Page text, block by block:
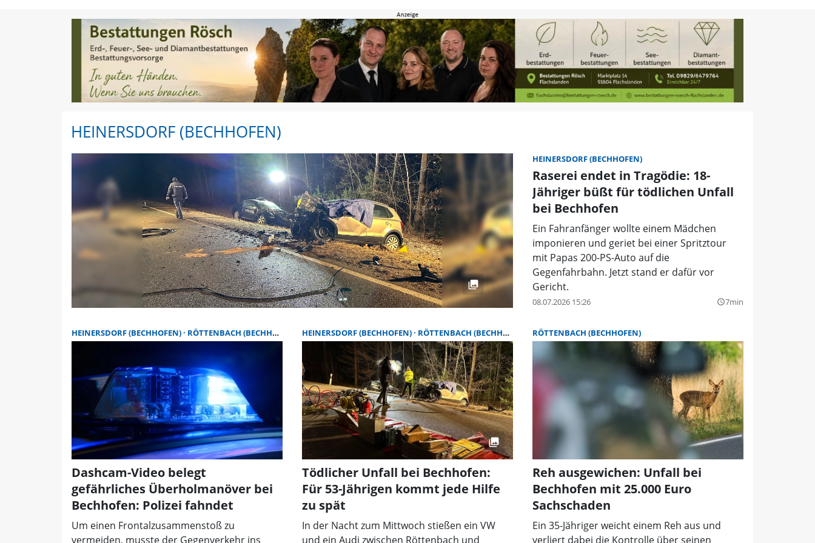
Heinersdorf (Bechhofen) | FLZ.de
HEINERSDORF (BECHHOFEN)
HEINERSDORF (BECHHOFEN)
Raserei endet in Tragödie: 18-
Jähriger büßt für tödlichen Unfall
bei Bechhofen
Ein Fahranfänger wollte einem Mädchen
imponieren und geriet bei einer Spritztour
mit Papas 200-PS-Auto auf die
Gegenfahrbahn. Jetzt stand er dafür vor
Gericht.
08.07.2026 15:26 query_builder7min
HEINERSDORF (BECHHOFEN) RÖTTENBACH (BECHHOFEN)
Dashcam-Video belegt
gefährliches Überholmanöver bei
Bechhofen: Polizei fahndet
Um einen Frontalzusammenstoß zu
vermeiden, musste der Gegenverkehr ins
HEINERSDORF (BECHHOFEN) RÖTTENBACH (BECHHOFEN)
Tödlicher Unfall bei Bechhofen:
Für 53-Jährigen kommt jede Hilfe
zu spät
In der Nacht zum Mittwoch stießen ein VW
und ein Audi zwischen Röttenbach und
RÖTTENBACH (BECHHOFEN)
Reh ausgewichen: Unfall bei
Bechhofen mit 25.000 Euro
Sachschaden
Ein 35-Jähriger weicht einem Reh aus und
verliert dabei die Kontrolle über seinen